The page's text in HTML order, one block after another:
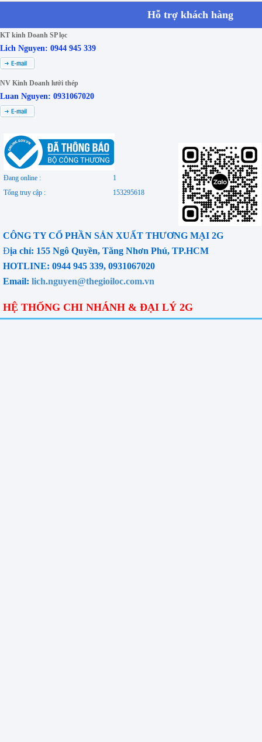
Hỗ trợ khách hàng
KT kinh Doanh SP lọc
Lich Nguyen: 0944 945 339
NV Kinh Doanh lưới thép
Luan Nguyen: 0931067020
Đang online :
1
Tổng truy cập :
153295618
CÔNG TY CỔ PHẦN SẢN XUẤT THƯƠNG MẠI 2G
Địa chỉ: 155 Ngô Quyền, Tăng Nhơn Phú, TP.HCM
HOTLINE: 0944 945 339, 0931067020
Email: lich.nguyen@thegioiloc.com.vn
HỆ THỐNG CHI NHÁNH & ĐẠI LÝ 2G